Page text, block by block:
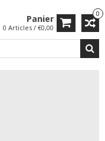
0
Panier
0 Articles / €0,00